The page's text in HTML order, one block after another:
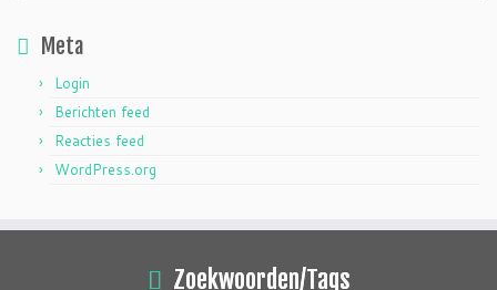
Meta
Login
Berichten feed
Reacties feed
WordPress.org
Zoekwoorden/Tags